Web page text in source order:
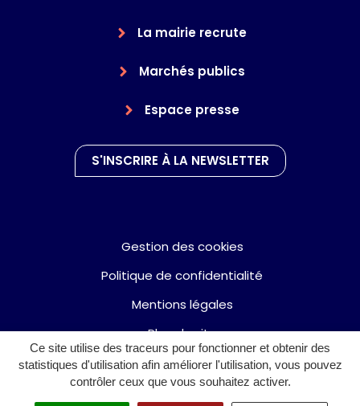
Ce site utilise des traceurs pour fonctionner et obtenir des
statistiques d'utilisation afin améliorer l'utilisation, vous pouvez
contrôler ceux que vous souhaitez activer.
La mairie recrute
Marchés publics
Espace presse
S'INSCRIRE À LA NEWSLETTER
Gestion des cookies
Politique de confidentialité
Mentions légales
Plan du site
Accessibilité : partiellement conforme